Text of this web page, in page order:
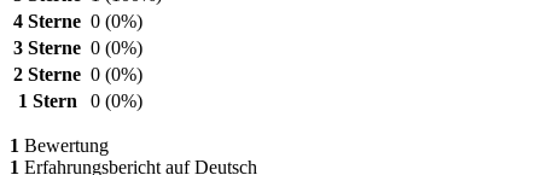
4 Sterne 0 (0%)
3 Sterne 0 (0%)
2 Sterne 0 (0%)
1 Stern
0 (0%)
1 Bewertung
1 Erfahrungsbericht auf Deutsch